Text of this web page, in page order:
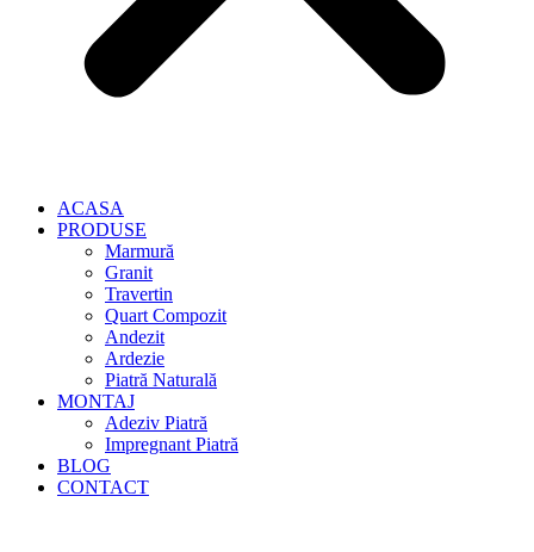
ACASA
PRODUSE
Marmură
Granit
Travertin
Quart Compozit
Andezit
Ardezie
Piatră Naturală
MONTAJ
Adeziv Piatră
Impregnant Piatră
BLOG
CONTACT